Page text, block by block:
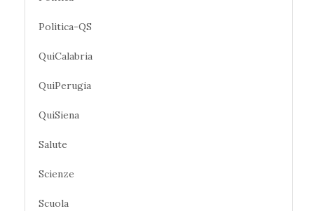
Politica-QS
QuiCalabria
QuiPerugia
QuiSiena
Salute
Scienze
Scuola